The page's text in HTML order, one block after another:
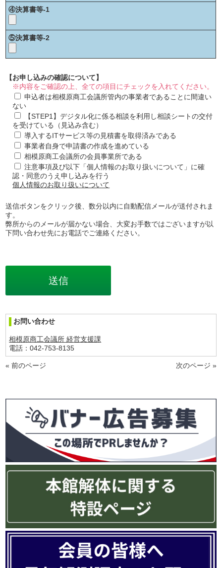
④決算書等-1
⑤決算書等-2
【お申し込みの確認について】
※内容をご確認の上、全ての項目にチェックを入れてください。
申込者は相模原商工会議所管内の事業者であることに間違い
ない
【STEP1】デジタル化に係る相談を利用し相談シートの交付
を受けている（見込み含む）
導入するITサービス等の見積書を取得済みである
事業者自身で申請書の作成を進めている
相模原商工会議所の会員事業所である
注意事項及び以下「個人情報のお取り扱いについて」に確
認・同意のうえ申し込みを行う
個人情報のお取り扱いについて
送信ボタンをクリック後、数分以内に自動配信メールが送付されま
す。
弊所からのメールが届かない場合、大変お手数ではございますが以
下問い合わせ先にお電話でご連絡ください。
お問い合わせ
相模原商工会議所 経営支援課
電話：042-753-8135
« 前のページ 次のページ »